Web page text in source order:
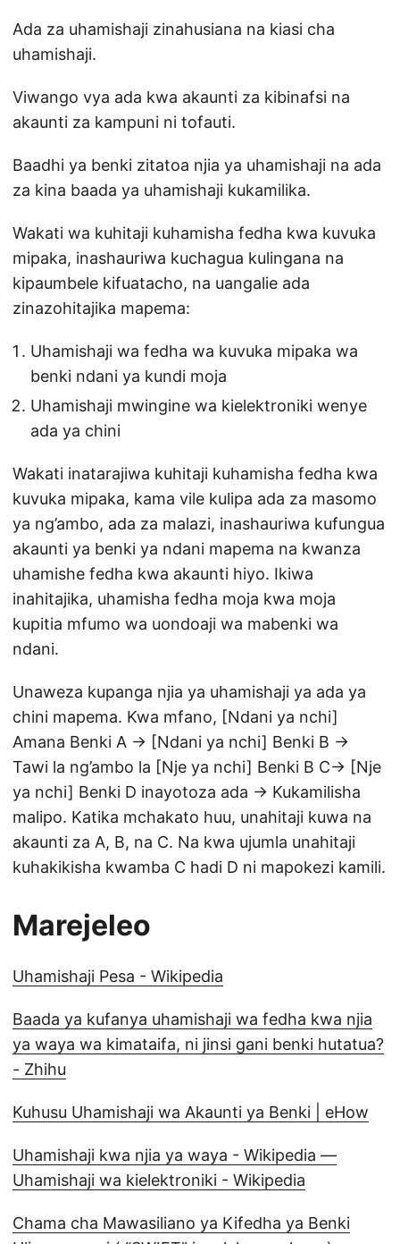
Ada za uhamishaji zinahusiana na kiasi cha
uhamishaji.
Viwango vya ada kwa akaunti za kibinafsi na
akaunti za kampuni ni tofauti.
Baadhi ya benki zitatoa njia ya uhamishaji na ada
za kina baada ya uhamishaji kukamilika.
Wakati wa kuhitaji kuhamisha fedha kwa kuvuka
mipaka, inashauriwa kuchagua kulingana na
kipaumbele kifuatacho, na uangalie ada
zinazohitajika mapema:
Uhamishaji wa fedha wa kuvuka mipaka wa
benki ndani ya kundi moja
Uhamishaji mwingine wa kielektroniki wenye
ada ya chini
Wakati inatarajiwa kuhitaji kuhamisha fedha kwa
kuvuka mipaka, kama vile kulipa ada za masomo
ya ng’ambo, ada za malazi, inashauriwa kufungua
akaunti ya benki ya ndani mapema na kwanza
uhamishe fedha kwa akaunti hiyo. Ikiwa
inahitajika, uhamisha fedha moja kwa moja
kupitia mfumo wa uondoaji wa mabenki wa
ndani.
Unaweza kupanga njia ya uhamishaji ya ada ya
chini mapema. Kwa mfano, [Ndani ya nchi]
Amana Benki A → [Ndani ya nchi] Benki B →
Tawi la ng’ambo la [Nje ya nchi] Benki B C→ [Nje
ya nchi] Benki D inayotoza ada → Kukamilisha
malipo. Katika mchakato huu, unahitaji kuwa na
akaunti za A, B, na C. Na kwa ujumla unahitaji
kuhakikisha kwamba C hadi D ni mapokezi kamili.
Marejeleo
Uhamishaji Pesa - Wikipedia
Baada ya kufanya uhamishaji wa fedha kwa njia
ya waya wa kimataifa, ni jinsi gani benki hutatua?
- Zhihu
Kuhusu Uhamishaji wa Akaunti ya Benki | eHow
Uhamishaji kwa njia ya waya - Wikipedia —
Uhamishaji wa kielektroniki - Wikipedia
Chama cha Mawasiliano ya Kifedha ya Benki